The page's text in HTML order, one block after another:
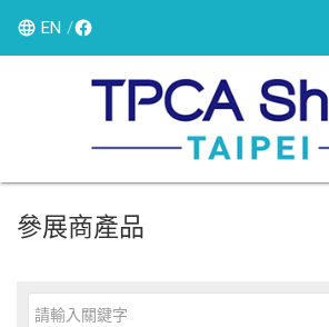
EN
參展商產品